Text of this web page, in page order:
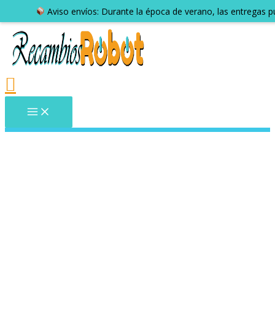
Aviso envíos: Durante la época de verano, las entregas